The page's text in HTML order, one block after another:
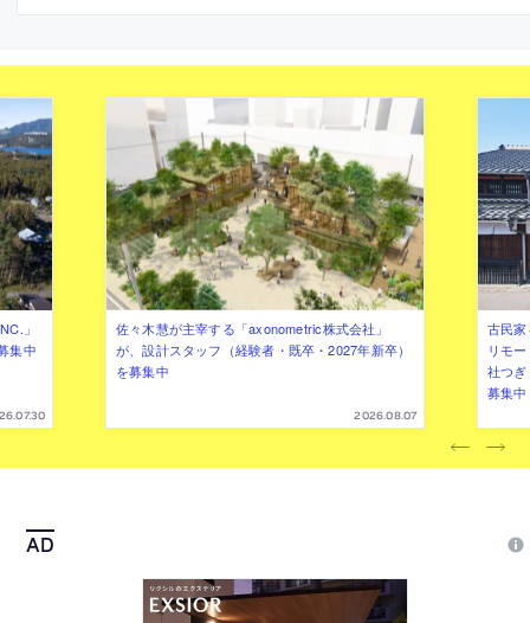
を募集中
」
集中
佐々木慧が主宰する「axonometric株式会社」
が、設計スタッフ（経験者・既卒・2027年新卒）
を募集中
2026.08.07
古民
リモ
社つ
募集中